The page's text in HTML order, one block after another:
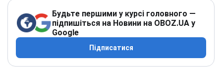
Будьте першими у курсі головного —
підпишіться на Новини на OBOZ.UA у
Google
Підписатися